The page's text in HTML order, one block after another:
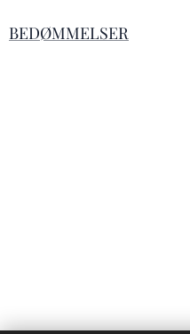
BEDØMMELSER